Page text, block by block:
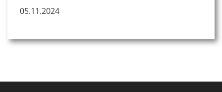
05.11.2024